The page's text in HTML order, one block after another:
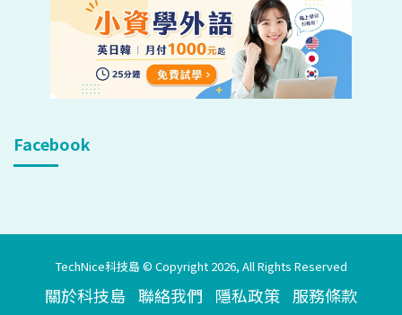
Facebook
TechNice科技島 © Copyright 2026, All Rights Reserved
關於科技島 聯絡我們 隱私政策 服務條款